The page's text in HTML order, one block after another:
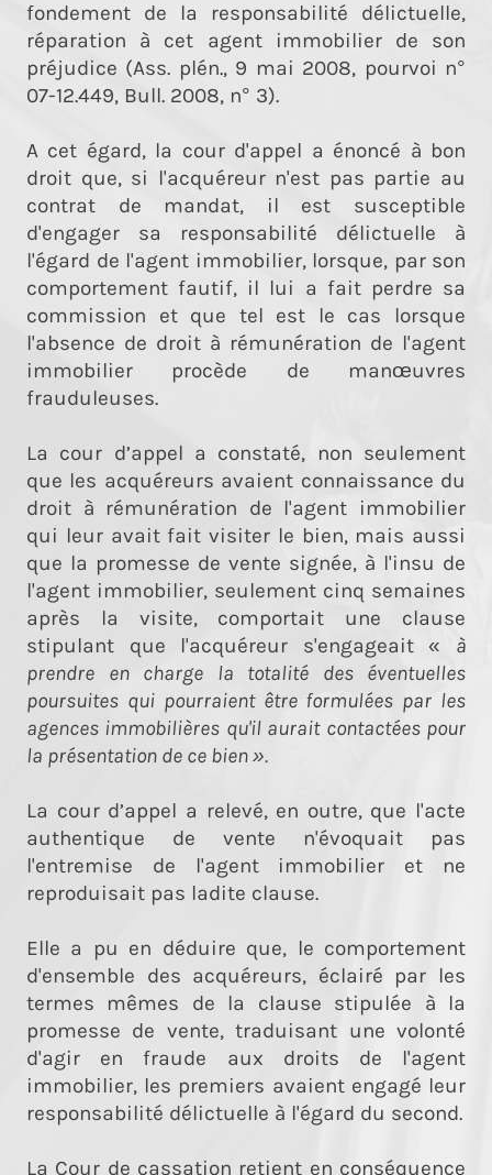
fondement de la responsabilité délictuelle,
réparation à cet agent immobilier de son
préjudice (Ass. plén., 9 mai 2008, pourvoi n°
07-12.449, Bull. 2008, n° 3).
A cet égard, la cour d'appel a énoncé à bon
droit que, si l'acquéreur n'est pas partie au
contrat de mandat, il est susceptible
d'engager sa responsabilité délictuelle à
l'égard de l'agent immobilier, lorsque, par son
comportement fautif, il lui a fait perdre sa
commission et que tel est le cas lorsque
l'absence de droit à rémunération de l'agent
immobilier procède de manœuvres
frauduleuses.
La cour d’appel a constaté, non seulement
que les acquéreurs avaient connaissance du
droit à rémunération de l'agent immobilier
qui leur avait fait visiter le bien, mais aussi
que la promesse de vente signée, à l'insu de
l'agent immobilier, seulement cinq semaines
après la visite, comportait une clause
stipulant que l'acquéreur s'engageait « à
prendre en charge la totalité des éventuelles
poursuites qui pourraient être formulées par les
agences immobilières qu'il aurait contactées pour
la présentation de ce bien ».
La cour d’appel a relevé, en outre, que l'acte
authentique de vente n'évoquait pas
l'entremise de l'agent immobilier et ne
reproduisait pas ladite clause.
Elle a pu en déduire que, le comportement
d'ensemble des acquéreurs, éclairé par les
termes mêmes de la clause stipulée à la
promesse de vente, traduisant une volonté
d'agir en fraude aux droits de l'agent
immobilier, les premiers avaient engagé leur
responsabilité délictuelle à l'égard du second.
La Cour de cassation retient en conséquence